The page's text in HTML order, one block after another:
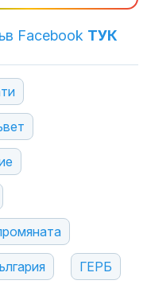
Facebook ТУК
ГЕРБ